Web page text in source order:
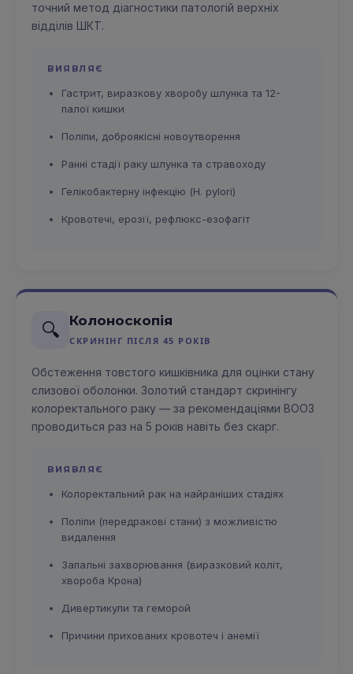
точний метод діагностики патологій верхніх
відділів ШКТ.
ВИЯВЛЯЄ
Гастрит, виразкову хворобу шлунка та 12-
палої кишки
Поліпи, доброякісні новоутворення
Ранні стадії раку шлунка та стравоходу
Гелікобактерну інфекцію (H. pylori)
Кровотечі, ерозії, рефлюкс-езофагіт
🔍 Колоноскопія
СКРИНІНГ ПІСЛЯ 45 РОКІВ
Обстеження товстого кишківника для оцінки стану
слизової оболонки. Золотий стандарт скринінгу
колоректального раку — за рекомендаціями ВООЗ
проводиться раз на 5 років навіть без скарг.
ВИЯВЛЯЄ
Колоректальний рак на найраніших стадіях
Поліпи (передракові стани) з можливістю
видалення
Запальні захворювання (виразковий коліт,
хвороба Крона)
Дивертикули та геморой
Причини прихованих кровотеч і анемії